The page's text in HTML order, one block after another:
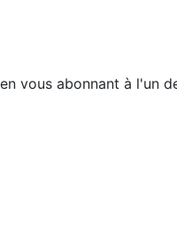
vous abonnant à l'un